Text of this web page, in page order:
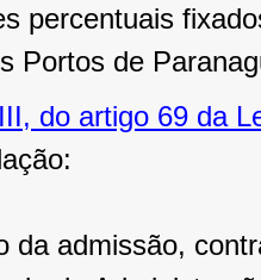
percentuais
Portos de
do artigo 69 da
da admissão,